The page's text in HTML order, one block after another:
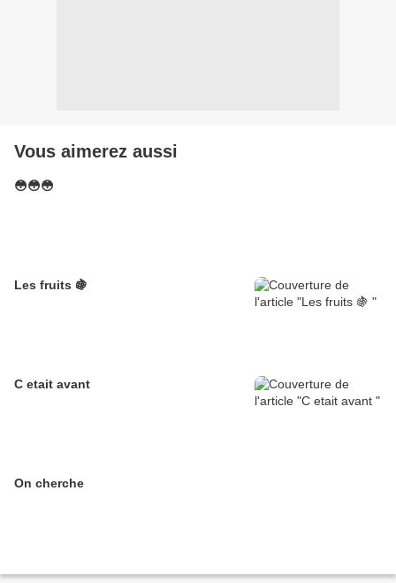
Vous aimerez aussi
😳😳😳
Les fruits 🍇
C etait avant
On cherche